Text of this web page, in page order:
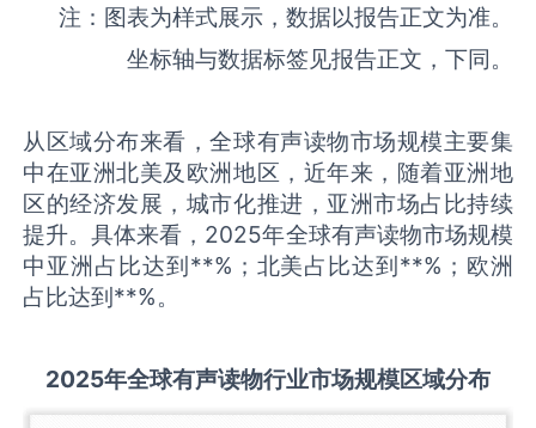
注：图表为样式展示，数据以报告正文为准。
坐标轴与数据标签见报告正文，下同。
从区域分布来看，全球有声读物市场规模主要集
中在亚洲北美及欧洲地区，近年来，随着亚洲地
区的经济发展，城市化推进，亚洲市场占比持续
提升。具体来看，2025年全球有声读物市场规模
中亚洲占比达到**%；北美占比达到**%；欧洲
占比达到**%。
2025年全球有声读物行业市场规模区域分布